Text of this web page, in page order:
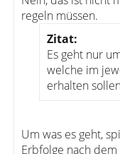
regeln müssen.
Zitat:
Es geht nur
welche im
erhalten
Um was es geht,
Erbfolge nach